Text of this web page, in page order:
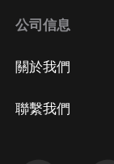
公司信息
關於我們
聯繫我們